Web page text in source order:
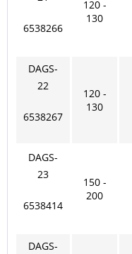
6538266
120 -
130
DAGS-
22
6538267
120 -
130
DAGS-
23
6538414
150 -
200
DAGS-